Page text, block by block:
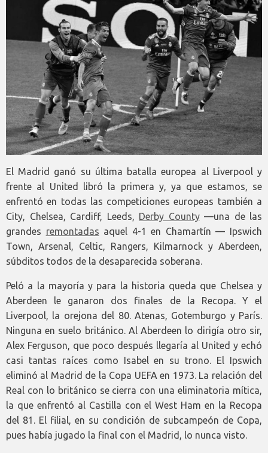
El Madrid ganó su última batalla europea al Liverpool y
frente al United libró la primera y, ya que estamos, se
enfrentó en todas las competiciones europeas también a
City, Chelsea, Cardiff, Leeds, Derby County—una de las
grandes remontadas aquel 4-1 en Chamartín — Ipswich
Town, Arsenal, Celtic, Rangers, Kilmarnock y Aberdeen,
súbditos todos de la desaparecida soberana.
Peló a la mayoría y para la historia queda que Chelsea y
Aberdeen le ganaron dos finales de la Recopa. Y el
Liverpool, la orejona del 80. Atenas, Gotemburgo y París.
Ninguna en suelo británico. Al Aberdeen lo dirigía otro sir,
Alex Ferguson, que poco después llegaría al United y echó
casi tantas raíces como Isabel en su trono. El Ipswich
eliminó al Madrid de la Copa UEFA en 1973. La relación del
Real con lo británico se cierra con una eliminatoria mítica,
la que enfrentó al Castilla con el West Ham en la Recopa
del 81. El filial, en su condición de subcampeón de Copa,
pues había jugado la final con el Madrid, lo nunca visto.